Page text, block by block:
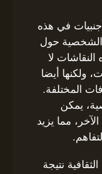
في هذه
الشخصية حول
لا
ولكنها أيضا
المختلفة.
يمكن
مما يزيد
نتيجة